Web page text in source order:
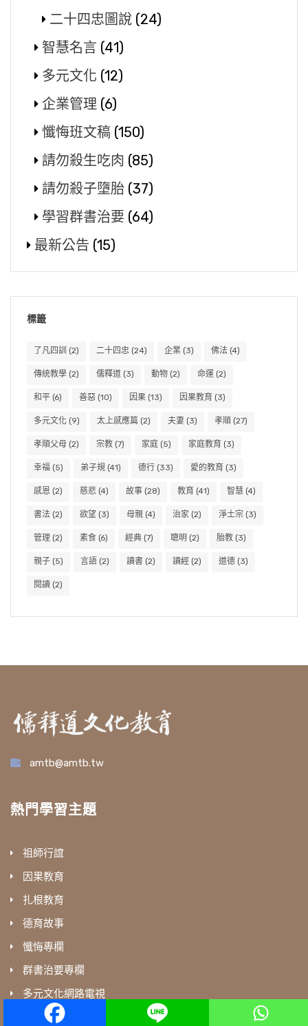
二十四忠圖說 (24)
智慧名言 (41)
多元文化 (12)
企業管理 (6)
懺悔班文稿 (150)
請勿殺生吃肉 (85)
請勿殺子墮胎 (37)
學習群書治要 (64)
最新公告 (15)
標籤
了凡四訓 (2) 二十四忠 (24) 企業 (3) 佛法 (4)
傳統教學 (2) 儒釋道 (3) 動物 (2) 命運 (2)
和平 (6) 善惡 (10) 因果 (13) 因果教育 (3)
多元文化 (9) 太上感應篇 (2) 夫妻 (3) 孝順 (27)
孝順父母 (2) 宗教 (7) 家庭 (5) 家庭教育 (3)
幸福 (5) 弟子規 (41) 德行 (33) 愛的教育 (3)
感恩 (2) 慈悲 (4) 故事 (28) 教育 (41) 智慧 (4)
書法 (2) 欲望 (3) 母親 (4) 治家 (2) 淨土宗 (3)
管理 (2) 素食 (6) 經典 (7) 聰明 (2) 胎教 (3)
親子 (5) 言語 (2) 讀書 (2) 讀經 (2) 道德 (3)
閱讀 (2)
amtb@amtb.tw
熱門學習主題
祖師行誼
因果教育
扎根教育
德育故事
懺悔專欄
群書治要專欄
多元文化網路電視